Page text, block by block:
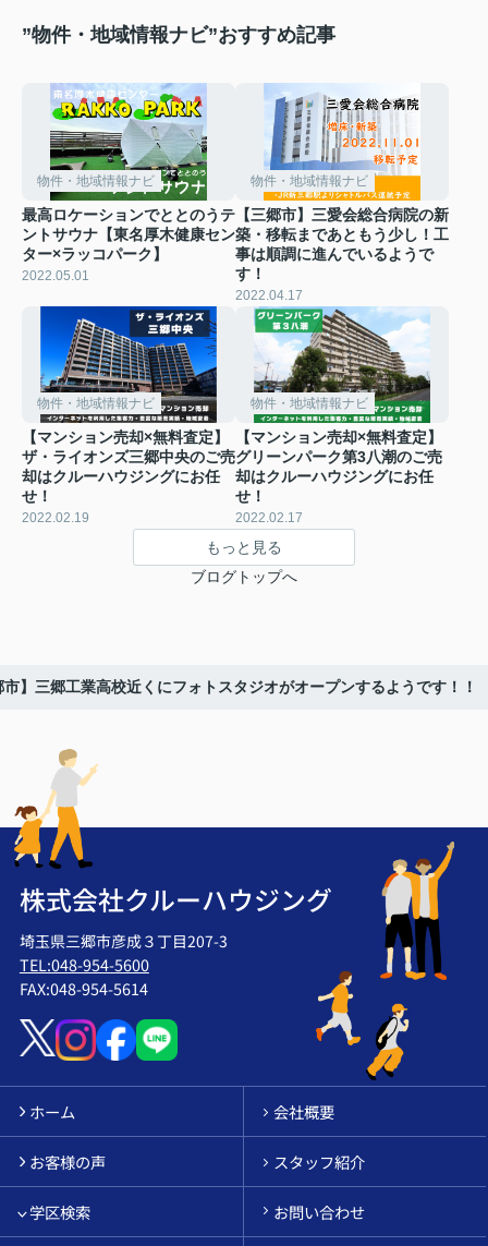
”物件・地域情報ナビ”おすすめ記事
物件・地域情報ナビ
最高ロケーションでととのうテ
ントサウナ【東名厚木健康セン
ター×ラッコパーク】
2022.05.01
物件・地域情報ナビ
【三郷市】三愛会総合病院の新
築・移転まであともう少し！工
事は順調に進んでいるようで
す！
2022.04.17
物件・地域情報ナビ
【マンション売却×無料査定】
ザ・ライオンズ三郷中央のご売
却はクルーハウジングにお任
せ！
2022.02.19
物件・地域情報ナビ
【マンション売却×無料査定】
グリーンパーク第3八潮のご売
却はクルーハウジングにお任
せ！
2022.02.17
もっと見る
ブログトップへ
市】三郷工業高校近くにフォトスタジオがオープンするようです！！
株式会社クルーハウジング
埼玉県三郷市彦成３丁目207-3
TEL:048-954-5600
FAX:048-954-5614
ホーム 会社概要
お客様の声 スタッフ紹介
学区検索 お問い合わせ